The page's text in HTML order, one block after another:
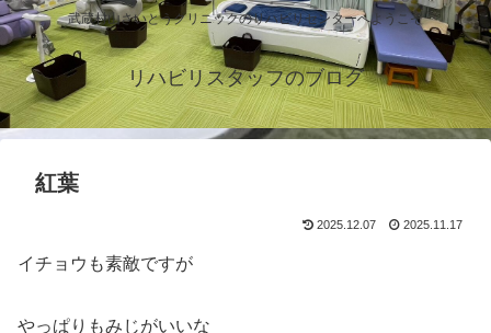
武蔵村山さいとうクリニックのリハビリセンターへようこそ
リハビリスタッフのブログ
紅葉
2025.12.07 2025.11.17
イチョウも素敵ですが
やっぱりもみじがいいな